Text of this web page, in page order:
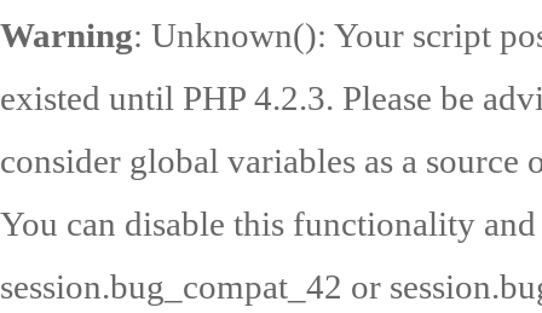
Warning: Unknown(): Your script
existed until PHP 4.2.3. Please be
consider global variables as a source
You can disable this functionality
session.bug_compat_42 or